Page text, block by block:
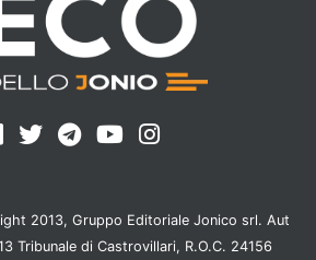
2013, Gruppo Editoriale Jonico srl. Aut
Tribunale di Castrovillari, R.O.C. 24156